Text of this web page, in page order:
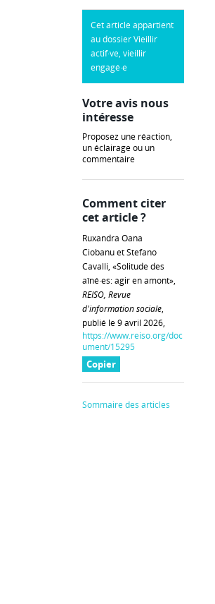
Cet article appartient
au dossier Vieillir
actif·ve, vieillir
engagé·e
Votre avis nous
intéresse
Proposez une réaction,
un éclairage ou un
commentaire
Comment citer
cet article ?
Ruxandra Oana
Ciobanu et Stefano
Cavalli, «Solitude des
aîné·es: agir en amont»,
REISO, Revue
d'information sociale,
publié le 9 avril 2026,
https://www.reiso.org/doc
ument/15295
Copier
Sommaire des articles